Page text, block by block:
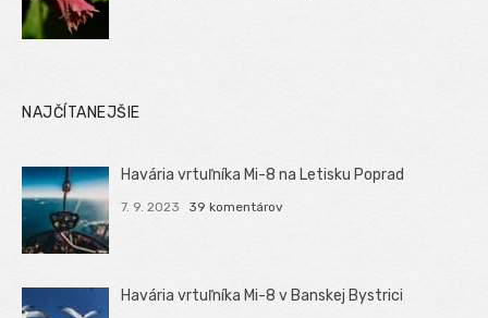
NAJČÍTANEJŠIE
Havária vrtuľníka Mi-8 na Letisku Poprad
7. 9. 2023 39 komentárov
Havária vrtuľníka Mi-8 v Banskej Bystrici